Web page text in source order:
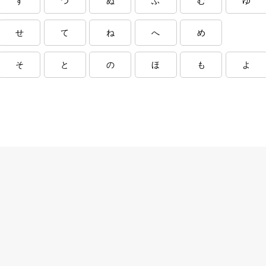
せ て ね へ め
そ と の ほ も よ